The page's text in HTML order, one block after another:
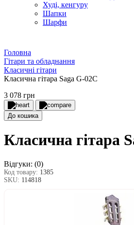
Худі, кенгуру
Шапки
Шарфи
Головна
Гітари та обладнання
Класичні гітари
Класична гітара Saga G-02С
3 078 грн
До кошика
Класична гітара
Відгуки: (0)
Код товару: 1385
SKU: 114818